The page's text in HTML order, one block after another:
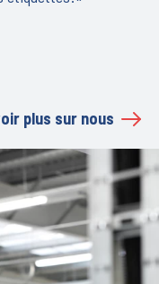
plus sur nous